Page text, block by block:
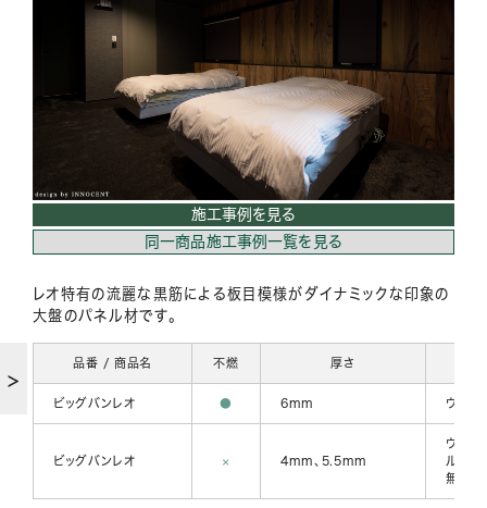
施工事例を見る
同一商品施工事例一覧を見る
レオ特有の流麗な黒筋による板目模様がダイナミックな印象の
大盤のパネル材です。
品番 / 商品名 不燃 厚さ
ビッグバンレオ ● 6mm ウレタ
ビッグバンレオ × 4mm、5.5mm
ウレタ
ルビオ
無塗装